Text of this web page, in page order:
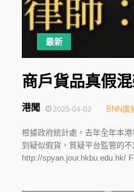
最新
商戶貨品真假
2025-04-02
港聞 BNN廣
根據政府統計處，去年全年本
到疑似假貨，質疑平台監管的
http://spyan.jour.hkbu.edu.hk/